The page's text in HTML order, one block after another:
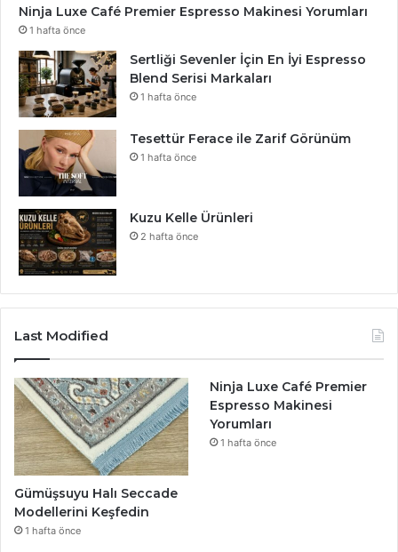
Ninja Luxe Café Premier Espresso Makinesi Yorumları
1 hafta önce
Sertliği Sevenler İçin En İyi Espresso
Blend Serisi Markaları
1 hafta önce
Tesettür Ferace ile Zarif Görünüm
1 hafta önce
Kuzu Kelle Ürünleri
2 hafta önce
Last Modified
Gümüşsuyu Halı Seccade
Modellerini Keşfedin
1 hafta önce
Ninja Luxe Café Premier
Espresso Makinesi
Yorumları
1 hafta önce